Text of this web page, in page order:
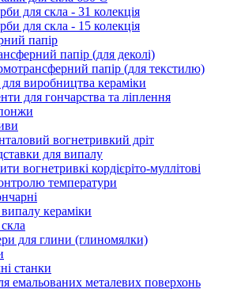
для скла - 31 колекція
для скла - 15 колекція
папір
папір (для деколі)
папір (для текстилю)
виробництва кераміки
для гончарства та ліплення
вогнетривкий дріт
для випалу
вогнетривкі кордієріто-муллітові
температури
кераміки
для глини (глиномялки)
станки
емальованих металевих поверхонь